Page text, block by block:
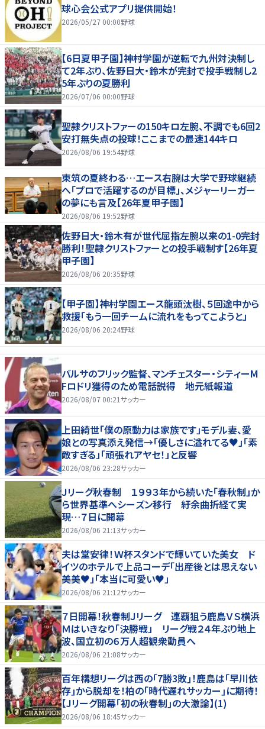
球心会公式アプリ提供開始！
2026/05/27 00:00野球
【6日夏甲子園】神村学園が逆転で九州対決制し
て2年ぶり、佐野日大・鈴木が完封で投手戦制し2
5年ぶりの夏勝利
2026/07/06 00:00野球
聖隷クリストファーの150キロ左腕、不調でも6回2
安打無失点の投球！ここまでの最速144キロ
2026/08/06 19:54野球
東筑の夏終わる…エース右腕は大学で野球継続
へ「プロで活躍するのが目標」、メジャーリーガー
の夢にも言及【26年夏甲子園】
2026/08/06 19:52野球
佐野日大・鈴木有が世代屈指左腕以来の1-0完封
勝利！聖隷クリストファーとの投手戦制す【26年夏
甲子園】
2026/08/06 20:35野球
【甲子園】神村学園エース龍頭汰樹、５回途中から
救援「もう一回チームに流れをもってこようと」
2026/08/06 20:24野球
バルサのフリック監督、マンチェスター・シティーM
Fロドリ獲得のため電話説得 地元紙報道
2026/08/07 00:21サッカー
上田綺世「僕の原動力は家族です」モデル妻、愛
娘との写真添え発信→「優しさに溢れてる♥」「素
敵すぎる」「頑張れアヤセ！」と反響
2026/08/06 23:28サッカー
Ｊリーグ秋春制 １９９３年から続いた「春秋制」か
ら世界基準へシーズン移行 紆余曲折経て実
現…７日に開幕
2026/08/06 21:13サッカー
夫は堂安律！Ｗ杯スタンドで輝いていた美女 ド
イツのホテルで上品コーデ「出産後とは思えない
美美♥」「本当に可愛い♥」
2026/08/06 21:12サッカー
７日開幕！秋春制Ｊリーグ 連覇狙う鹿島ＶＳ横浜
Ｍはいきなり「決勝戦」 リーグ戦２４年ぶり地上
波、国立初の６万人超観衆動員へ
2026/08/06 21:08サッカー
百年構想リーグは西の｢7勝3敗｣！鹿島は｢早川依
存｣から脱却を！柏の｢時代遅れサッカー｣に期待！
【Jリーグ開幕｢初の秋春制｣の大激論】(1)
2026/08/06 18:45サッカー